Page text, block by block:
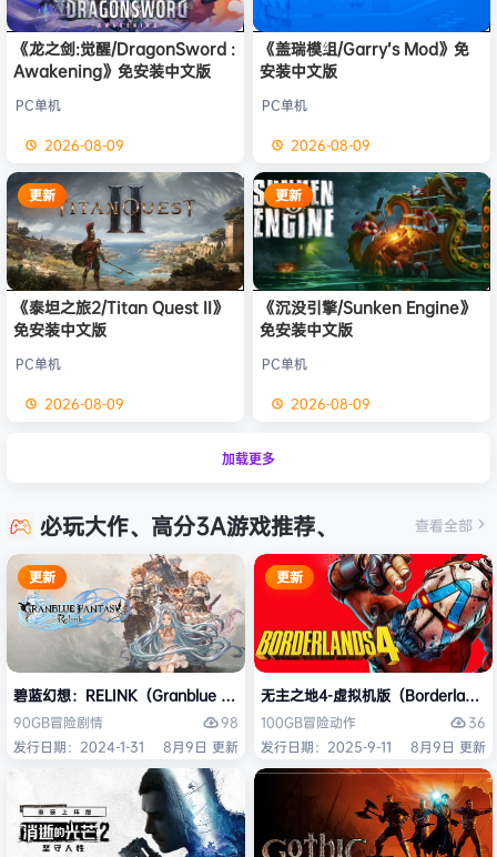
《龙之剑:觉醒/DragonSword :
Awakening》免安装中文版
PC单机
2026-08-09
《盖瑞模组/Garry’s Mod》免
安装中文版
PC单机
2026-08-09
更新
《泰坦之旅2/Titan Quest II》
免安装中文版
PC单机
2026-08-09
更新
《沉没引擎/Sunken Engine》
免安装中文版
PC单机
2026-08-09
加载更多
必玩大作、高分3A游戏推荐、 查看全部
更新
碧蓝幻想：RELINK（Granblue Fantasy: Relink）免安装中文版
90GB冒险剧情
98
发行日期：2024-1-31
8月9日 更新
更新
无主之地4-虚拟机版（Borderlands
100GB冒险动作
36
发行日期：2025-9-11
8月9日 更新